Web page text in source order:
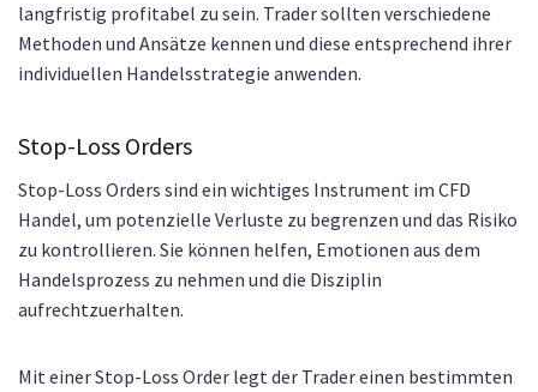
langfristig profitabel zu sein. Trader sollten verschiedene
Methoden und Ansätze kennen und diese entsprechend ihrer
individuellen Handelsstrategie anwenden.
Stop-Loss Orders
Stop-Loss Orders sind ein wichtiges Instrument im CFD
Handel, um potenzielle Verluste zu begrenzen und das Risiko
zu kontrollieren. Sie können helfen, Emotionen aus dem
Handelsprozess zu nehmen und die Disziplin
aufrechtzuerhalten.
Mit einer Stop-Loss Order legt der Trader einen bestimmten